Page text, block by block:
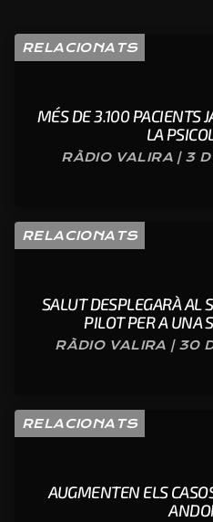
RELACIONATS
MÉS DE 3.100 PACIENTS
LA
RÀDIO VALIRA | 3
RELACIONATS
SALUT DESPLEGARÀ AL
PILOT PER A UNA
RÀDIO VALIRA | 30
RELACIONATS
AUGMENTEN ELS